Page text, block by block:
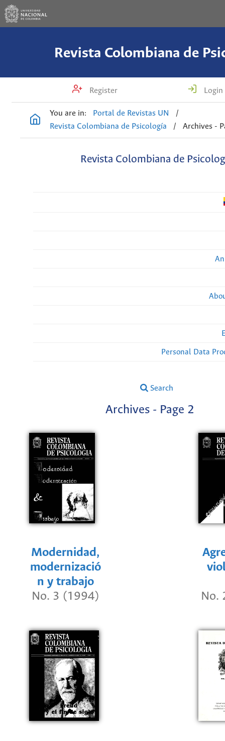
Revista Colombiana de
Register Login
You are in: Portal de Revistas UN
/
Revista Colombiana de Psicología
/ Archives -
Revista Colombiana de
Personal Data
Search
Archives - Page 2
Modernidad,
modernizació
n y trabajo
No. 3 (1994)
No.